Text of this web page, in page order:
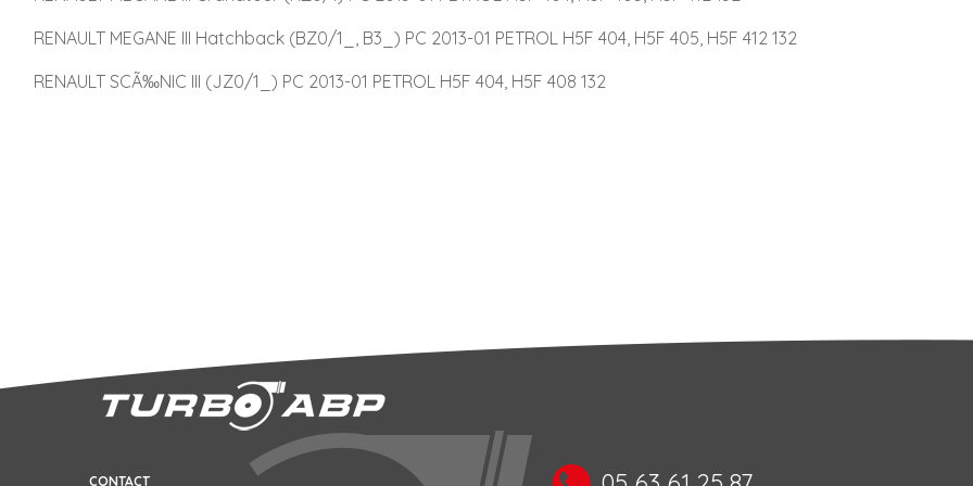
RENAULT MEGANE III Hatchback (BZ0/1_, B3_) PC 2013-01 PETROL H5F 404, H5F 405, H5F 412 132
RENAULT SCÃ‰NIC III (JZ0/1_) PC 2013-01 PETROL H5F 404, H5F 408 132
CONTACT